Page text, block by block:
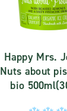
Happy Mrs.
Nuts about
bio